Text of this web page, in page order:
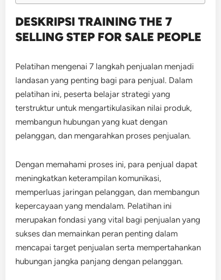
DESKRIPSI TRAINING THE 7
SELLING STEP FOR SALE PEOPLE
Pelatihan mengenai 7 langkah penjualan menjadi
landasan yang penting bagi para penjual. Dalam
pelatihan ini, peserta belajar strategi yang
terstruktur untuk mengartikulasikan nilai produk,
membangun hubungan yang kuat dengan
pelanggan, dan mengarahkan proses penjualan.
Dengan memahami proses ini, para penjual dapat
meningkatkan keterampilan komunikasi,
memperluas jaringan pelanggan, dan membangun
kepercayaan yang mendalam. Pelatihan ini
merupakan fondasi yang vital bagi penjualan yang
sukses dan memainkan peran penting dalam
mencapai target penjualan serta mempertahankan
hubungan jangka panjang dengan pelanggan.